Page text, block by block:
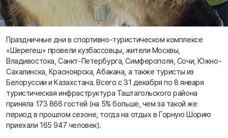
Праздничные дни в спортивно-туристическом комплексе
«Шерегеш» провели кузбассовцы, жители Москвы,
Владивостока, Санкт-Петербурга, Симферополя, Сочи, Южно-
Сахалинска, Красноярска, Абакана, а также туристы из
Белоруссии и Казахстана. Всего с 31 декабря по 8 января
туристическая инфраструктура Таштагольского района
приняла 173 866 гостей (на 5% больше, чем за такой же
период в прошлом сезоне, тогда на отдых в Горную Шорию
приехали 165 947 человек).